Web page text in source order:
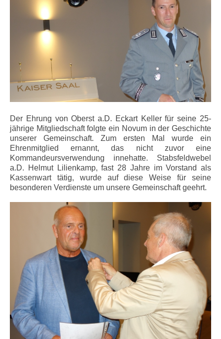
Der Ehrung von Oberst a.D. Eckart Keller für seine 25-
jährige Mitgliedschaft folgte ein Novum in der Geschichte
unserer Gemeinschaft. Zum ersten Mal wurde ein
Ehrenmitglied ernannt, das nicht zuvor eine
Kommandeursverwendung innehatte. Stabsfeldwebel
a.D. Helmut Lilienkamp, fast 28 Jahre im Vorstand als
Kassenwart tätig, wurde auf diese Weise für seine
besonderen Verdienste um unsere Gemeinschaft geehrt.